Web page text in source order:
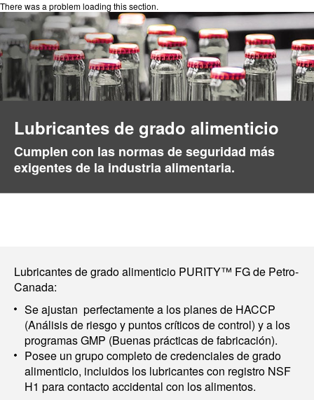
There was a problem loading this section.
Lubricantes de grado alimenticio
Cumplen con las normas de seguridad más
exigentes de la industria alimentaria.
Lubricantes de grado alimenticio PURITY™ FG de Petro-
Canada:
Se ajustan perfectamente a los planes de HACCP
(Análisis de riesgo y puntos críticos de control) y a los
programas GMP (Buenas prácticas de fabricación).
Posee un grupo completo de credenciales de grado
alimenticio, incluidos los lubricantes con registro NSF
H1 para contacto accidental con los alimentos.